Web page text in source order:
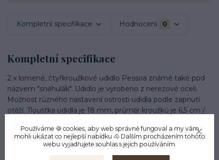
Kompletní specifikace Hodnocení 0
Kompletní specifikace
2 x lomené, čtyřkroužkové udidlo Pessoa známé také pod
názvem "sněhulák". Udidlo je vyrobeno z nerezové oceli.
Možnost různého nastavení ostrosti udidla podle zapnutí
otěží. Tloušťka udidla je 18 mm, průměr kroužků je 6,5 cm /
Používáme 🍪 cookies, aby web správně fungoval a my vám
mohli ukázat co nejlepší nabídku 🐴 Dalším procházením tohoto
webu vyjadřujete souhlas s jejich používáním.